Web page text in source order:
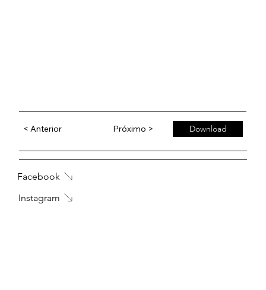
< Anterior Próximo > Download
Facebook
Instagram